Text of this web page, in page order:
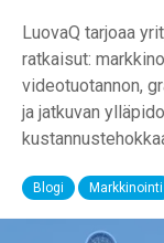
LuovaQ tarjoaa
ratkaisut:
videotuotannon,
ja jatkuvan
Blogi Markkinointi